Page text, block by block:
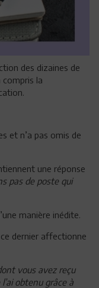
des dizaines de
compris la
et n’a pas omis de
une réponse
pas de poste qui
manière inédite.
dernier affectionne
vous avez reçu
obtenu grâce à